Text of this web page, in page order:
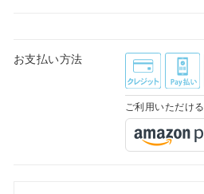
お支払い方法
ご利用いただけ